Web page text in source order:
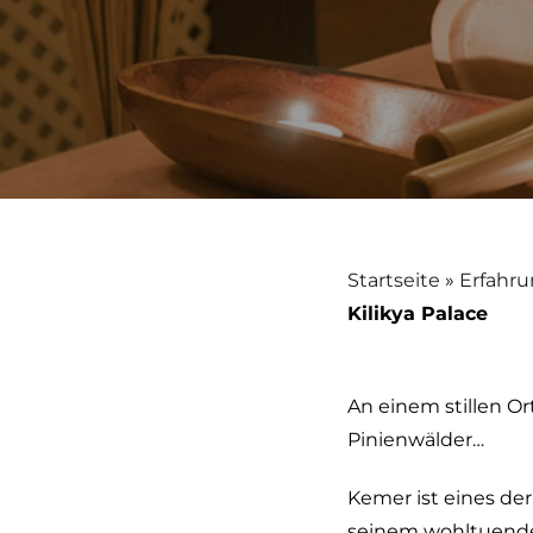
Startseite »
Kilikya Palace
An einem stillen
Pinienwälder…
Kemer ist eines